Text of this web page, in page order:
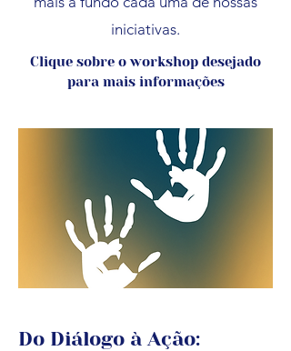
iniciativas.
Clique sobre o workshop desejado
para mais informações
Do Diálogo à Ação: